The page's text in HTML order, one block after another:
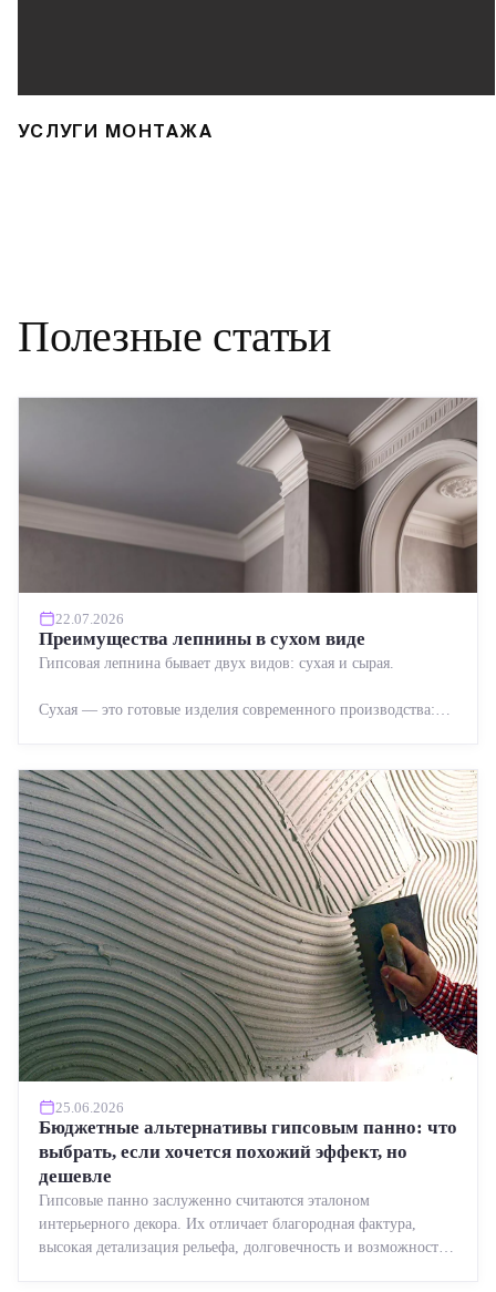
УСЛУГИ МОНТАЖА
Полезные статьи
22.07.2026
Преимущества лепнины в сухом виде
Гипсовая лепнина бывает двух видов: сухая и сырая.
Сухая — это готовые изделия современного производства:
25.06.2026
Бюджетные альтернативы гипсовым панно: что
выбрать, если хочется похожий эффект, но
дешевле
Гипсовые панно заслуженно считаются эталоном
интерьерного декора. Их отличает благородная фактура,
высокая детализация рельефа, долговечность и возможность